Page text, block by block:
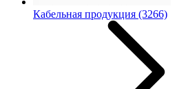
Кабельная продукция (3266)